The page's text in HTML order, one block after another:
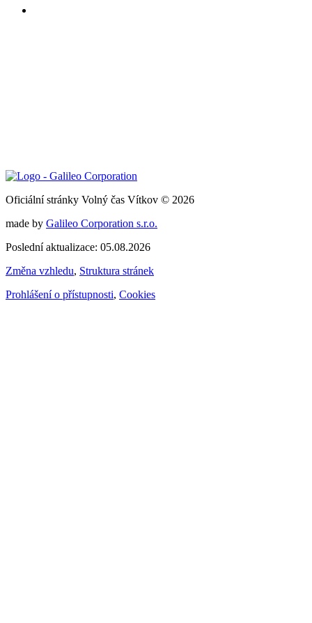
Oficiální stránky Volný čas Vítkov © 2026
made by Galileo Corporation s.r.o.
Poslední aktualizace: 05.08.2026
Změna vzhledu, Struktura stránek
Prohlášení o přístupnosti, Cookies